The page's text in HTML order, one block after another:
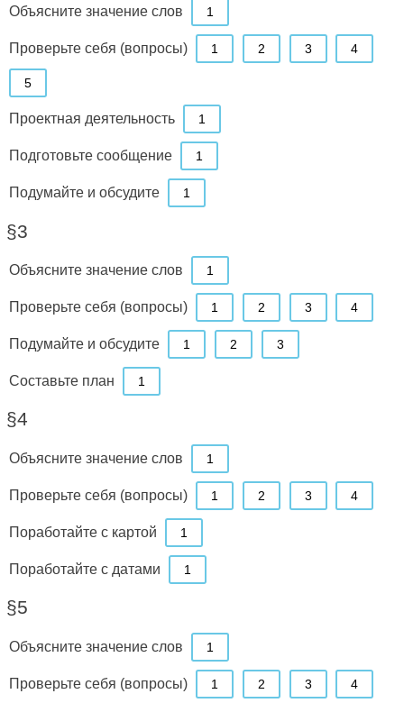
Объясните значение слов 1
Проверьте себя (вопросы) 1 2 3 4
5
Проектная деятельность 1
Подготовьте сообщение 1
Подумайте и обсудите 1
§3
Объясните значение слов 1
Проверьте себя (вопросы) 1 2 3 4
Подумайте и обсудите 1 2 3
Составьте план 1
§4
Объясните значение слов 1
Проверьте себя (вопросы) 1 2 3 4
Поработайте с картой 1
Поработайте с датами 1
§5
Объясните значение слов 1
Проверьте себя (вопросы) 1 2 3 4